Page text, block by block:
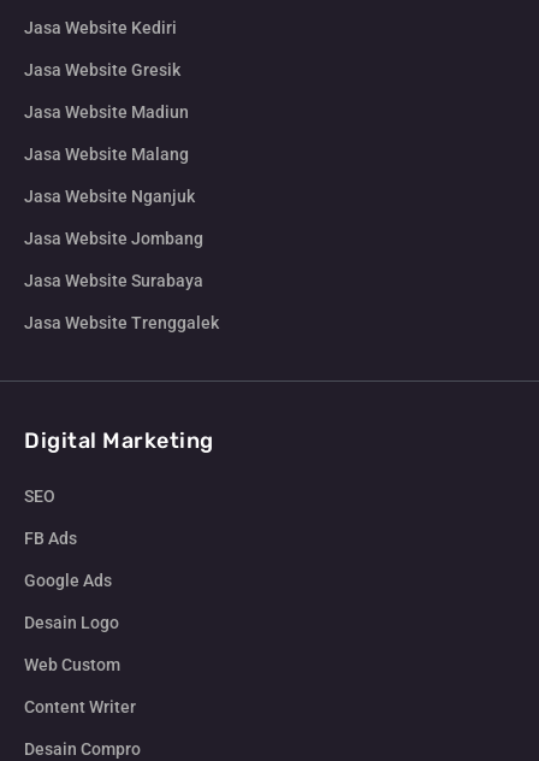
Jasa Website Kediri
Jasa Website Gresik
Jasa Website Madiun
Jasa Website Malang
Jasa Website Nganjuk
Jasa Website Jombang
Jasa Website Surabaya
Jasa Website Trenggalek
Digital Marketing
SEO
FB Ads
Google Ads
Desain Logo
Web Custom
Content Writer
Desain Compro